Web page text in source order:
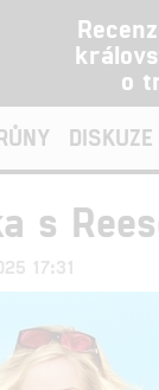
o
DISKUZE
s
17:31